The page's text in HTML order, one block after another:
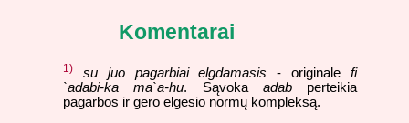
Komentarai
1) su juo pagarbiai elgdamasis - originalefi
`adabi-ka ma`a-hu. Sąvoka adabperteikia
pagarbos ir gero elgesio normų kompleksą.